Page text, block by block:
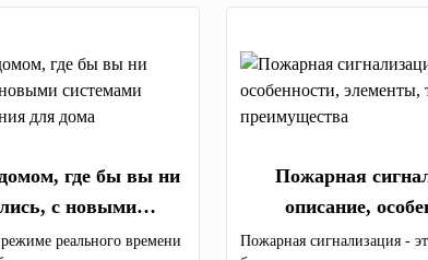
где бы вы ни
с новыми
для
реального времени
Пожарная
описание,
элементы, типы и
Пожарная сигнализация -